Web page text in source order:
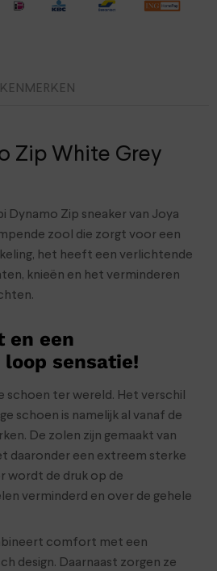
KENMERKEN
Zip White Grey
Dynamo Zip sneaker van Joya
zool die zorgt voor een
het heeft een verlichtende
knieën en het verminderen
en een
sensatie!
schoen ter wereld. Het verschil
schoen is namelijk al vanaf de
De zolen zijn gemaakt van
daaronder een extreem sterke
wordt de druk op de
verminderd en over de gehele
comfort met een
design. Daarnaast zorgen ze